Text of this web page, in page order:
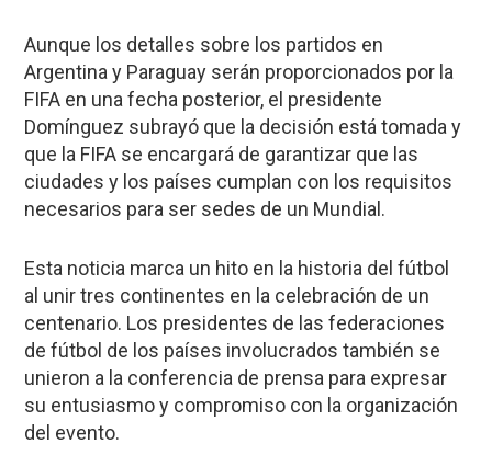
Aunque los detalles sobre los partidos en
Argentina y Paraguay serán proporcionados por la
FIFA en una fecha posterior, el presidente
Domínguez subrayó que la decisión está tomada y
que la FIFA se encargará de garantizar que las
ciudades y los países cumplan con los requisitos
necesarios para ser sedes de un Mundial.
Esta noticia marca un hito en la historia del fútbol
al unir tres continentes en la celebración de un
centenario. Los presidentes de las federaciones
de fútbol de los países involucrados también se
unieron a la conferencia de prensa para expresar
su entusiasmo y compromiso con la organización
del evento.